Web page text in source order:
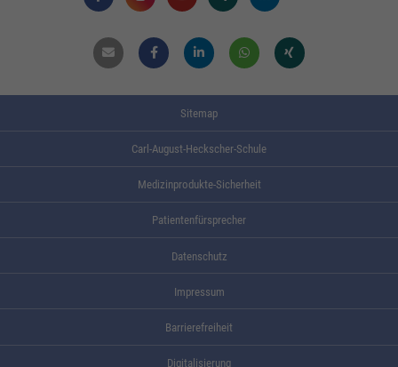
Mail FacebookLinkdin WhatsappXing
Sitemap
Carl-August-Heckscher-Schule
Medizinprodukte-Sicherheit
Patientenfürsprecher
Datenschutz
Impressum
Barrierefreiheit
Digitalisierung